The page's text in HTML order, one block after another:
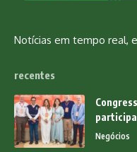
Notícias em tempo real,
recentes
Negócios